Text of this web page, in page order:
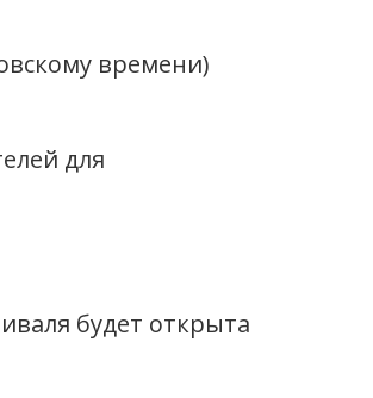
времени)
для
будет открыта